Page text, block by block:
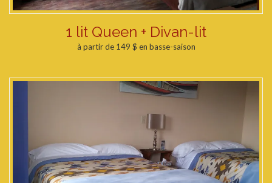
1 lit Queen + Divan-lit
à partir de 149 $ en basse-saison